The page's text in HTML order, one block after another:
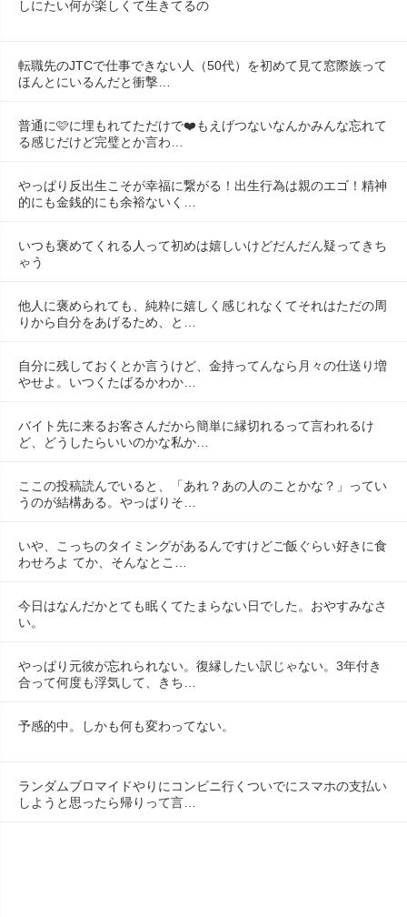
しにたい何が楽しくて生きてるの
転職先のJTCで仕事できない人（50代）を初めて見て窓際族って
ほんとにいるんだと衝撃…
普通に🩷に埋もれてただけで❤️もえげつないなんかみんな忘れて
る感じだけど完璧とか言わ…
やっぱり反出生こそが幸福に繋がる！出生行為は親のエゴ！精神
的にも金銭的にも余裕ないく…
いつも褒めてくれる人って初めは嬉しいけどだんだん疑ってきち
ゃう
他人に褒められても、純粋に嬉しく感じれなくてそれはただの周
りから自分をあげるため、と…
自分に残しておくとか言うけど、金持ってんなら月々の仕送り増
やせよ。いつくたばるかわか…
バイト先に来るお客さんだから簡単に縁切れるって言われるけ
ど、どうしたらいいのかな私か…
ここの投稿読んでいると、「あれ？あの人のことかな？」ってい
うのが結構ある。やっぱりそ…
いや、こっちのタイミングがあるんですけどご飯ぐらい好きに食
わせろよ てか、そんなとこ…
今日はなんだかとても眠くてたまらない日でした。おやすみなさ
い。
やっぱり元彼が忘れられない。復縁したい訳じゃない。3年付き
合って何度も浮気して、きち…
予感的中。しかも何も変わってない。
ランダムブロマイドやりにコンビニ行くついでにスマホの支払い
しようと思ったら帰りって言…